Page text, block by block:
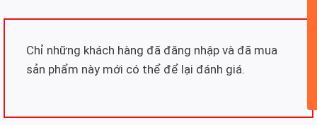
Chỉ những khách hàng đã đăng nhập và đã mua
sản phẩm này mới có thể để lại đánh giá.